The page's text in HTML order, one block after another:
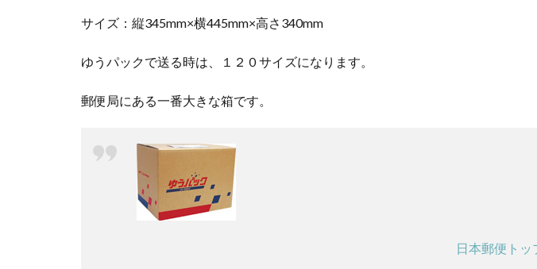
サイズ：縦345mm×横445mm×高さ340mm
ゆうパックで送る時は、１２０サイズになります。
郵便局にある一番大きな箱です。
日本郵便トッ